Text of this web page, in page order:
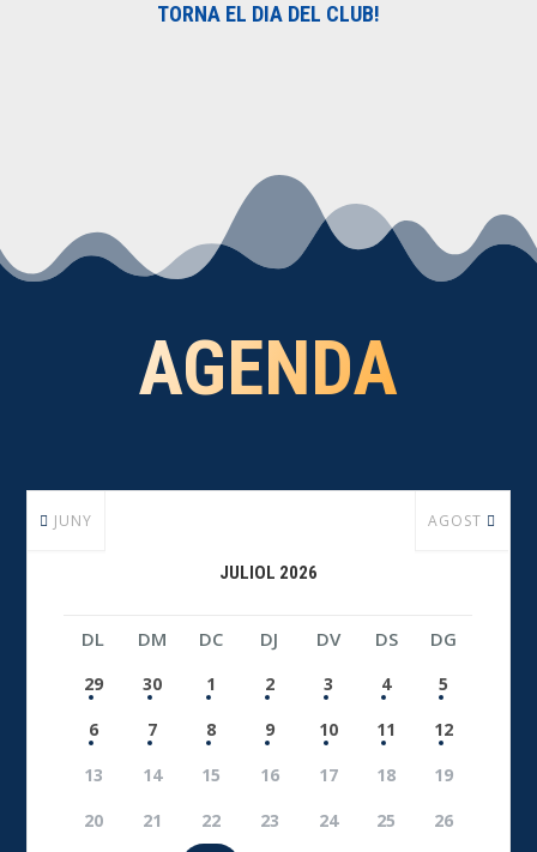
TORNA EL DIA DEL CLUB!
AGENDA
JUNY
JULIOL 2026
AGOST
DL DM DC DJ DV DS DG
29 30 1 2 3 4
5
6
7 8 9 10 11
12
13
14 15 16 17 18
19
20
21 22 23 24 25 26